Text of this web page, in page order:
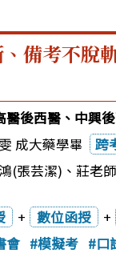
備考不脫
醫後西醫、中興
成大藥學畢
跨
(張芸潔) 、 莊老
+ 數位函授 +
會
模擬考 口